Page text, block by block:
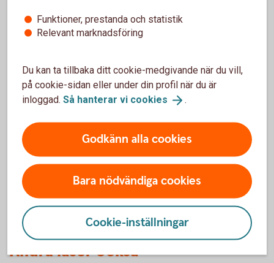
föregående åren. Befrielsen är frivillig. (Från
Skatteverket) Tillbaka
Ska du köpa eller starta bolag? Här ser du steg för
steg hur du bli företagskund hos oss.
Så startar du ett företag hos oss
Andra läser också
Funktioner, prestanda och statistik
Relevant marknadsföring
Du kan ta tillbaka ditt cookie-medgivande när du vill,
på cookie-sidan eller under din profil när du är
inloggad. Så hanterar vi cookies .
Godkänn alla cookies
Bara nödvändiga cookies
Cookie-inställningar